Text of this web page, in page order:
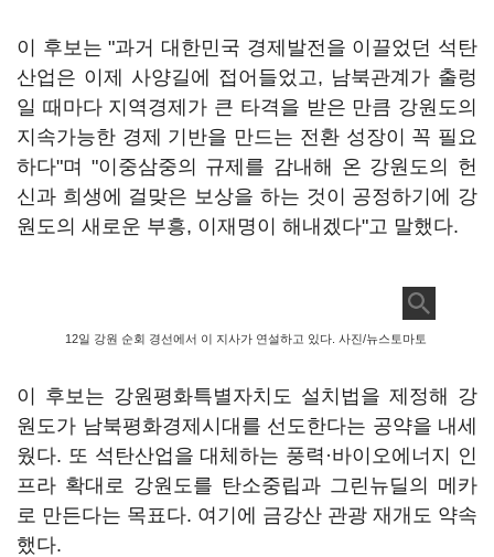
이 후보는 "과거 대한민국 경제발전을 이끌었던 석탄
산업은 이제 사양길에 접어들었고, 남북관계가 출렁
일 때마다 지역경제가 큰 타격을 받은 만큼 강원도의
지속가능한 경제 기반을 만드는 전환 성장이 꼭 필요
하다"며 "이중삼중의 규제를 감내해 온 강원도의 헌
신과 희생에 걸맞은 보상을 하는 것이 공정하기에 강
원도의 새로운 부흥, 이재명이 해내겠다"고 말했다.
12일 강원 순회 경선에서 이 지사가 연설하고 있다. 사진/뉴스토마토
이 후보는 강원평화특별자치도 설치법을 제정해 강
원도가 남북평화경제시대를 선도한다는 공약을 내세
웠다. 또 석탄산업을 대체하는 풍력·바이오에너지 인
프라 확대로 강원도를 탄소중립과 그린뉴딜의 메카
로 만든다는 목표다. 여기에 금강산 관광 재개도 약속
했다.